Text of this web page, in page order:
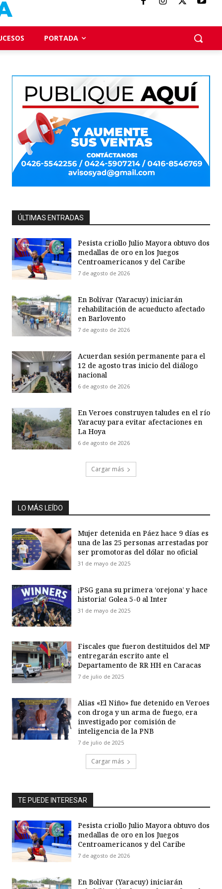
PORTADA
ÚLTIMAS ENTRADAS
Pesista criollo Julio Mayora obtuvo dos
medallas de oro en los Juegos
Centroamericanos y del Caribe
7 de agosto de 2026
En Bolívar (Yaracuy) iniciarán
rehabilitación de acueducto afectado
en Barlovento
7 de agosto de 2026
Acuerdan sesión permanente para el
12 de agosto tras inicio del diálogo
nacional
6 de agosto de 2026
En Veroes construyen taludes en el río
Yaracuy para evitar afectaciones en
La Hoya
6 de agosto de 2026
Cargar más
LO MÁS LEÍDO
Mujer detenida en Páez hace 9 días es
una de las 25 personas arrestadas por
ser promotoras del dólar no oficial
31 de mayo de 2025
¡PSG gana su primera ‘orejona’ y hace
historia! Golea 5-0 al Inter
31 de mayo de 2025
Fiscales que fueron destituidos del MP
entregarán escrito ante el
Departamento de RR HH en Caracas
7 de julio de 2025
Alias «El Niño» fue detenido en Veroes
con droga y un arma de fuego, era
investigado por comisión de
inteligencia de la PNB
7 de julio de 2025
Cargar más
TE PUEDE INTERESAR
Pesista criollo Julio Mayora obtuvo dos
medallas de oro en los Juegos
Centroamericanos y del Caribe
7 de agosto de 2026
En Bolívar (Yaracuy) iniciarán